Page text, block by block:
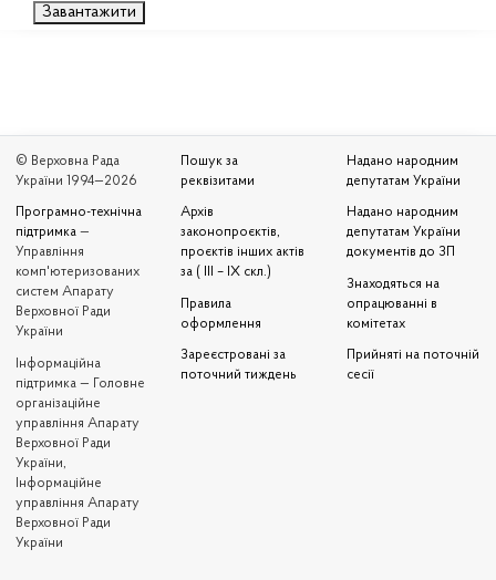
Завантажити
© Верховна Рада
України 1994—2026
Програмно-технічна
підтримка —
Управління
комп'ютеризованих
систем Апарату
Верховної Ради
України
Iнформаційна
підтримка — Головне
організаційне
управління Апарату
Верховної Ради
України,
Інформаційне
управління Апарату
Верховної Ради
України
Пошук за
реквізитами
Архів
законопроєктів,
проєктів інших актів
за ( III – IX скл.)
Правила
оформлення
Зареєстровані за
поточний тиждень
Надано народним
депутатам України
Надано народним
депутатам України
документів до ЗП
Знаходяться на
опрацюванні в
комітетах
Прийняті на поточній
сесії